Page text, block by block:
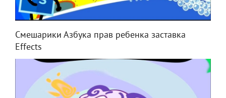
Смешарики Азбука прав ребенка заставка
Effects